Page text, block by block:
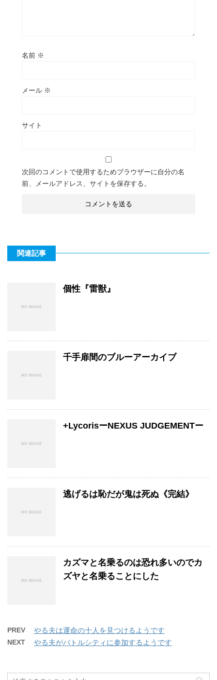
名前 ※
メール ※
サイト
次回のコメントで使用するためブラウザーに自分の名
前、メールアドレス、サイトを保存する。
関連記事
個性『雷獣』
千手扉間のブルーアーカイブ
+LycorisーNEXUS JUDGEMENTー
逃げるは恥だが鬼は死ぬ《完結》
カズマと名乗るのは恐れ多いのでカ
ズヤと名乗ることにした
PREV やる夫は運命の十人を見つけるようです
NEXT やる夫がバトルシティに参加するようです